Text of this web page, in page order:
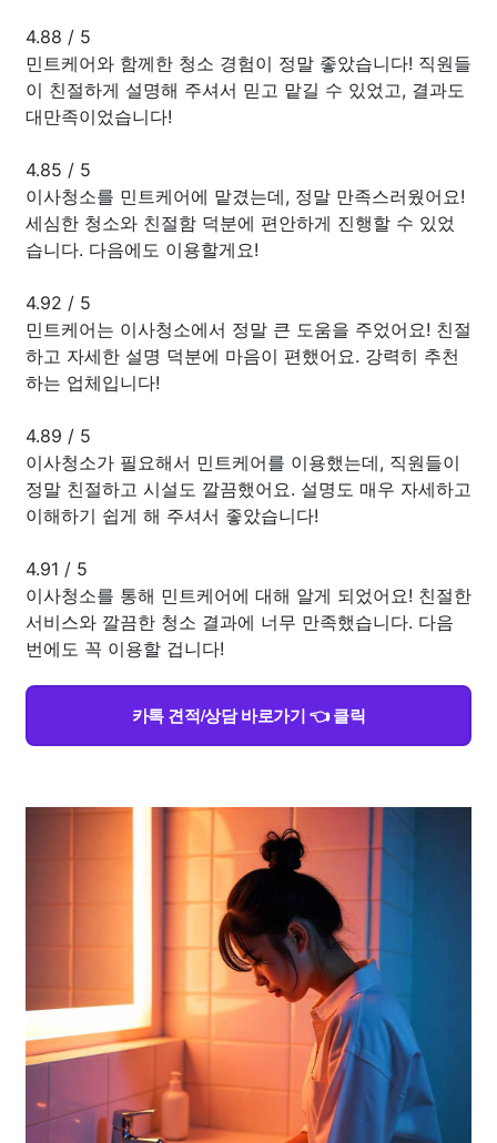
4.88 / 5
민트케어와 함께한 청소 경험이 정말 좋았습니다! 직원들
이 친절하게 설명해 주셔서 믿고 맡길 수 있었고, 결과도
대만족이었습니다!
4.85 / 5
이사청소를 민트케어에 맡겼는데, 정말 만족스러웠어요!
세심한 청소와 친절함 덕분에 편안하게 진행할 수 있었
습니다. 다음에도 이용할게요!
4.92 / 5
민트케어는 이사청소에서 정말 큰 도움을 주었어요! 친절
하고 자세한 설명 덕분에 마음이 편했어요. 강력히 추천
하는 업체입니다!
4.89 / 5
이사청소가 필요해서 민트케어를 이용했는데, 직원들이
정말 친절하고 시설도 깔끔했어요. 설명도 매우 자세하고
이해하기 쉽게 해 주셔서 좋았습니다!
4.91 / 5
이사청소를 통해 민트케어에 대해 알게 되었어요! 친절한
서비스와 깔끔한 청소 결과에 너무 만족했습니다. 다음
번에도 꼭 이용할 겁니다!
카톡 견적/상담 바로가기 👈 클릭